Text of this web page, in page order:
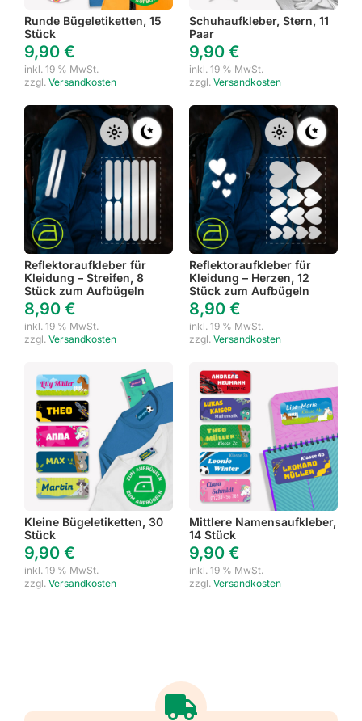
Runde Bügeletiketten, 15
Stück
9,90 €
inkl. 19 % MwSt.
zzgl. Versandkosten
Schuhaufkleber, Stern, 11
Paar
9,90 €
inkl. 19 % MwSt.
zzgl. Versandkosten
Reflektoraufkleber für
Kleidung – Streifen, 8
Stück zum Aufbügeln
8,90 €
inkl. 19 % MwSt.
zzgl. Versandkosten
Reflektoraufkleber für
Kleidung – Herzen, 12
Stück zum Aufbügeln
8,90 €
inkl. 19 % MwSt.
zzgl. Versandkosten
Kleine Bügeletiketten, 30
Stück
9,90 €
inkl. 19 % MwSt.
zzgl. Versandkosten
Mittlere Namensaufkleber,
14 Stück
9,90 €
inkl. 19 % MwSt.
zzgl. Versandkosten